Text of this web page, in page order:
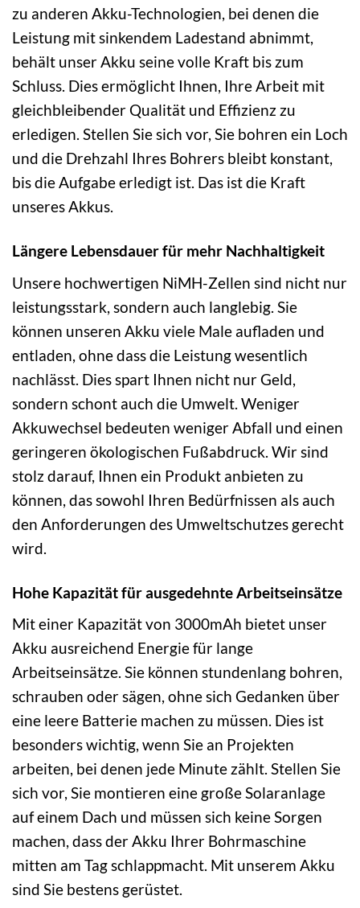
zu anderen Akku-Technologien, bei denen die
Leistung mit sinkendem Ladestand abnimmt,
behält unser Akku seine volle Kraft bis zum
Schluss. Dies ermöglicht Ihnen, Ihre Arbeit mit
gleichbleibender Qualität und Effizienz zu
erledigen. Stellen Sie sich vor, Sie bohren ein Loch
und die Drehzahl Ihres Bohrers bleibt konstant,
bis die Aufgabe erledigt ist. Das ist die Kraft
unseres Akkus.
Längere Lebensdauer für mehr Nachhaltigkeit
Unsere hochwertigen NiMH-Zellen sind nicht nur
leistungsstark, sondern auch langlebig. Sie
können unseren Akku viele Male aufladen und
entladen, ohne dass die Leistung wesentlich
nachlässt. Dies spart Ihnen nicht nur Geld,
sondern schont auch die Umwelt. Weniger
Akkuwechsel bedeuten weniger Abfall und einen
geringeren ökologischen Fußabdruck. Wir sind
stolz darauf, Ihnen ein Produkt anbieten zu
können, das sowohl Ihren Bedürfnissen als auch
den Anforderungen des Umweltschutzes gerecht
wird.
Hohe Kapazität für ausgedehnte Arbeitseinsätze
Mit einer Kapazität von 3000mAh bietet unser
Akku ausreichend Energie für lange
Arbeitseinsätze. Sie können stundenlang bohren,
schrauben oder sägen, ohne sich Gedanken über
eine leere Batterie machen zu müssen. Dies ist
besonders wichtig, wenn Sie an Projekten
arbeiten, bei denen jede Minute zählt. Stellen Sie
sich vor, Sie montieren eine große Solaranlage
auf einem Dach und müssen sich keine Sorgen
machen, dass der Akku Ihrer Bohrmaschine
mitten am Tag schlappmacht. Mit unserem Akku
sind Sie bestens gerüstet.